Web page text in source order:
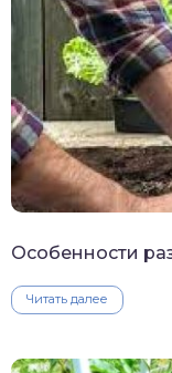
Особенности
Читать далее